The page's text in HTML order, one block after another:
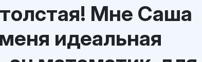
Мне Саша
идеальная